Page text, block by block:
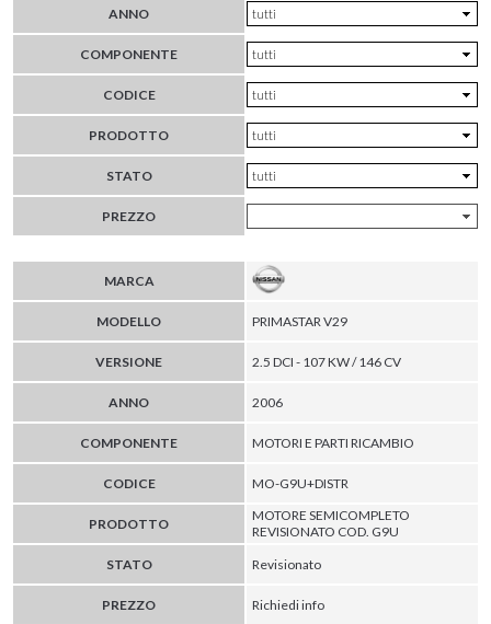
ANNO
COMPONENTE
CODICE
PRODOTTO
STATO
PREZZO
MARCA
MODELLO PRIMASTAR V29
VERSIONE 2.5 DCI - 107 KW / 146 CV
ANNO 2006
COMPONENTE MOTORI E PARTI RICAMBIO
CODICE MO-G9U+DISTR
PRODOTTO
MOTORE SEMICOMPLETO
REVISIONATO COD. G9U
STATO
Revisionato
PREZZO Richiedi info